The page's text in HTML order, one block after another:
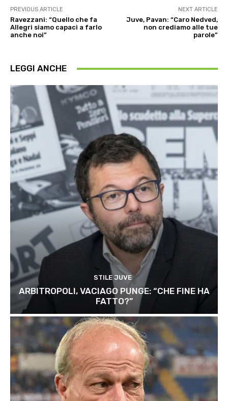
PREVIOUS ARTICLE
Ravezzani: “Quello che fa
Allegri siamo capaci a farlo
anche noi”
NEXT ARTICLE
Juve, Pavan: “Caro Nedved,
non crediamo alle tue
parole”
LEGGI ANCHE
STILE JUVE
ARBITROPOLI, VACIAGO PUNGE: “CHE FINE HA
FATTO?”